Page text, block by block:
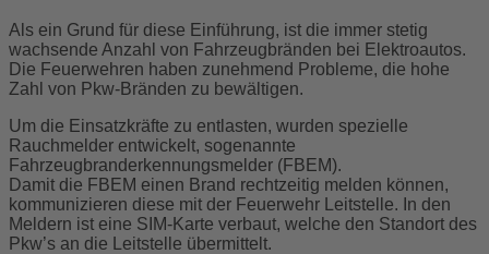
Als ein Grund für diese Einführung, ist die immer stetig
wachsende Anzahl von Fahrzeugbränden bei Elektroautos.
Die Feuerwehren haben zunehmend Probleme, die hohe
Zahl von Pkw-Bränden zu bewältigen.
Um die Einsatzkräfte zu entlasten, wurden spezielle
Rauchmelder entwickelt, sogenannte
Fahrzeugbranderkennungsmelder (FBEM).
Damit die FBEM einen Brand rechtzeitig melden können,
kommunizieren diese mit der Feuerwehr Leitstelle. In den
Meldern ist eine SIM-Karte verbaut, welche den Standort des
Pkw’s an die Leitstelle übermittelt.